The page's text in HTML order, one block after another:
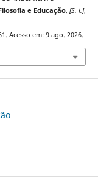
e Educação, [S. l.],
em: 9 ago. 2026.